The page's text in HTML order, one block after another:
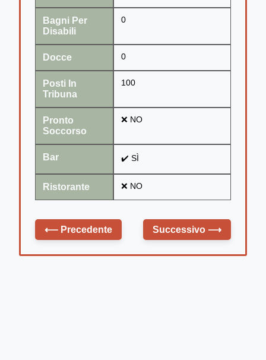
Bagni Per
Disabili
0
Docce 0
Posti In
Tribuna
100
Pronto
Soccorso
❌ NO
Bar ✔️ SÌ
Ristorante ❌ NO
⟵ Precedente Successivo ⟶